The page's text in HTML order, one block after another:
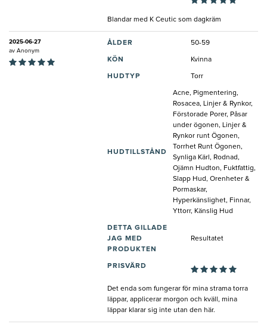
Blandar med K Ceutic som dagkräm
2025-06-27
av Anonym
ÅLDER 50-59
KÖN Kvinna
HUDTYP Torr
HUDTILLSTÅND
Acne, Pigmentering,
Rosacea, Linjer & Rynkor,
Förstorade Porer, Påsar
under ögonen, Linjer &
Rynkor runt Ögonen,
Torrhet Runt Ögonen,
Synliga Kärl, Rodnad,
Ojämn Hudton, Fuktfattig,
Slapp Hud, Orenheter &
Pormaskar,
Hyperkänslighet, Finnar,
Yttorr, Känslig Hud
DETTA GILLADE
JAG MED
PRODUKTEN
Resultatet
PRISVÄRD
Det enda som fungerar för mina strama torra
läppar, applicerar morgon och kväll, mina
läppar klarar sig inte utan den här.